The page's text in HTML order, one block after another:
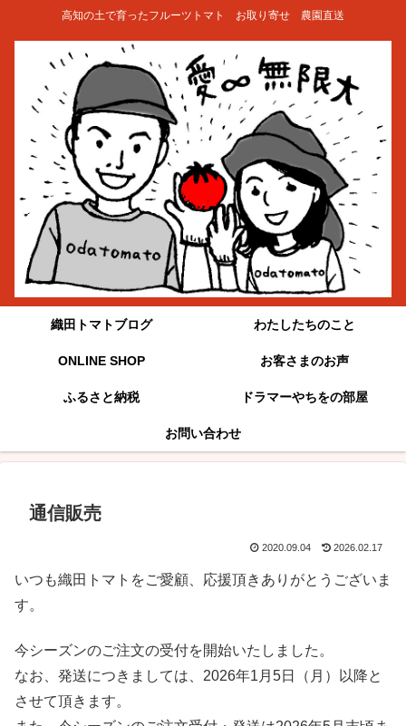
高知の土で育ったフルーツトマト お取り寄せ 農園直送
織田トマトブログ わたしたちのこと
ONLINE SHOP お客さまのお声
ふるさと納税 ドラマーやちをの部屋
お問い合わせ
通信販売
2020.09.04 2026.02.17
いつも織田トマトをご愛顧、応援頂きありがとうございま
す。
今シーズンのご注文の受付を開始いたしました。
なお、発送につきましては、2026年1月5日（月）以降と
させて頂きます。